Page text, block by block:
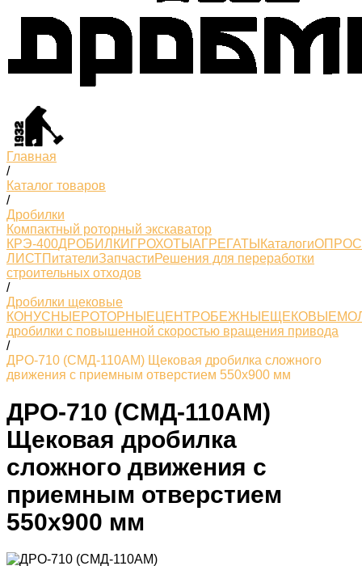
Главная
/
Каталог товаров
/
Дробилки
Компактный роторный экскаватор
КРЭ-400ДРОБИЛКИ ГРОХОТЫ АГРЕГАТЫ Каталоги
ЛИСТПитателиЗапчастиРешения для переработки
строительных отходов
/
Дробилки щековые
КОНУСНЫЕРОТОРНЫЕ ЦЕНТРОБЕЖНЫЕ ЩЕКОВЫЕ
дробилки с повышенной скоростью вращения привода
/
ДРО-710 (СМД-110АМ) Щековая дробилка сложного
движения с приемным отверстием 550х900 мм
ДРО-710 (СМД-110АМ)
Щековая дробилка
сложного движения с
приемным отверстием
550х900 мм